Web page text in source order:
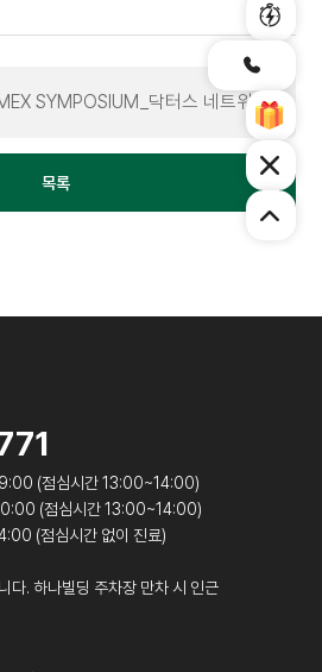
SYMPOSIUM_닥터스 네트워크
목록
(점심시간 13:00~14:00)
(점심시간 13:00~14:00)
(점심시간 없이 진료)
다. 하나빌딩 주차장 만차 시 인근